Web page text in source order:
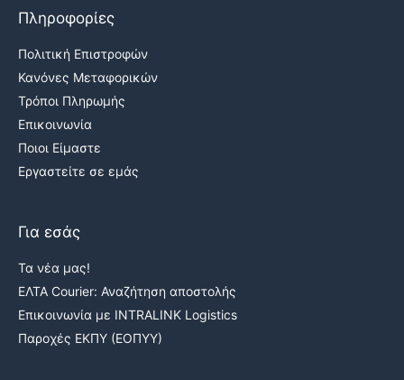
Πληροφορίες
Πολιτική Επιστροφών
Κανόνες Μεταφορικών
Τρόποι Πληρωμής
Επικοινωνία
Ποιοι Είμαστε
Εργαστείτε σε εμάς
Για εσάς
Τα νέα μας!
ΕΛΤΑ Courier: Αναζήτηση αποστολής
Επικοινωνία με INTRALINK Logistics
Παροχές ΕΚΠΥ (ΕΟΠΥΥ)